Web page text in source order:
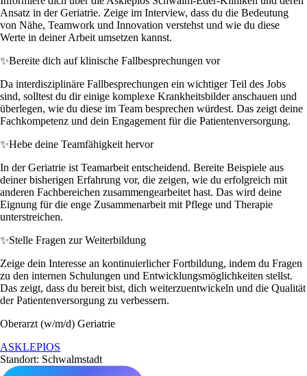
Ansatz in der Geriatrie. Zeige im Interview, dass du die Bedeutung
von Nähe, Teamwork und Innovation verstehst und wie du diese
Werte in deiner Arbeit umsetzen kannst.
✨Bereite dich auf klinische Fallbesprechungen vor
Da interdisziplinäre Fallbesprechungen ein wichtiger Teil des Jobs
sind, solltest du dir einige komplexe Krankheitsbilder anschauen und
überlegen, wie du diese im Team besprechen würdest. Das zeigt deine
Fachkompetenz und dein Engagement für die Patientenversorgung.
✨Hebe deine Teamfähigkeit hervor
In der Geriatrie ist Teamarbeit entscheidend. Bereite Beispiele aus
deiner bisherigen Erfahrung vor, die zeigen, wie du erfolgreich mit
anderen Fachbereichen zusammengearbeitet hast. Das wird deine
Eignung für die enge Zusammenarbeit mit Pflege und Therapie
unterstreichen.
✨Stelle Fragen zur Weiterbildung
Zeige dein Interesse an kontinuierlicher Fortbildung, indem du Fragen
zu den internen Schulungen und Entwicklungsmöglichkeiten stellst.
Das zeigt, dass du bereit bist, dich weiterzuentwickeln und die Qualität
der Patientenversorgung zu verbessern.
Oberarzt (w/m/d) Geriatrie
ASKLEPIOS
Standort: Schwalmstadt